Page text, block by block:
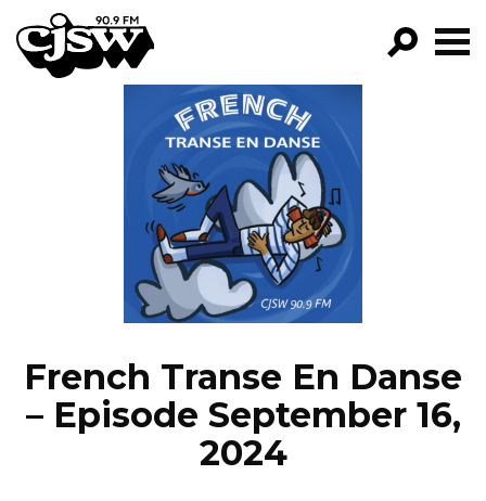
CJSW
PROGRAMS
EPISODES
NEWS
French Transe En Danse
– Episode September 16,
2024